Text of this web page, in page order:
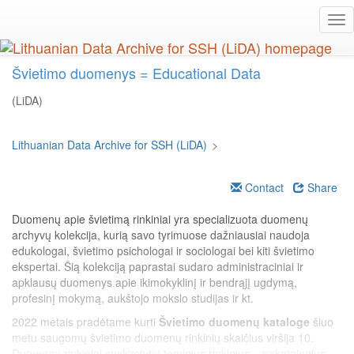
main
content
Švietimo duomenys = Educational Data
(LiDA)
Lithuanian Data Archive for SSH (LiDA) >
Contact
Share
Duomenų apie švietimą rinkiniai yra specializuota duomenų
archyvų kolekcija, kurią savo tyrimuose dažniausiai naudoja
edukologai, švietimo psichologai ir sociologai bei kiti švietimo
ekspertai. Šią kolekciją paprastai sudaro administraciniai ir
apklausų duomenys apie ikimokyklinį ir bendrąjį ugdymą,
profesinį mokymą, aukštojo mokslo studijas ir kt.
2022 metais pradėtame kurti Švietimo duomenų kataloge šiuo
metu saugomų švietimo duomenų rinkinių skaičius viršija 10.